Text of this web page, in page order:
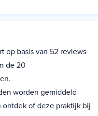
op basis van 52 reviews
de 20
worden gemiddeld
ontdek of deze praktijk bij